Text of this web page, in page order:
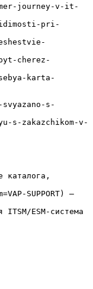
journey-v-it-
pri-
cherez-
karta-
s-
s-zakazchikom-v-
каталога,
SUPPORT) —
ESM-система